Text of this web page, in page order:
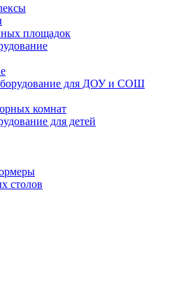
площадок
для ДОУ и СОШ
комнат
для детей
столов